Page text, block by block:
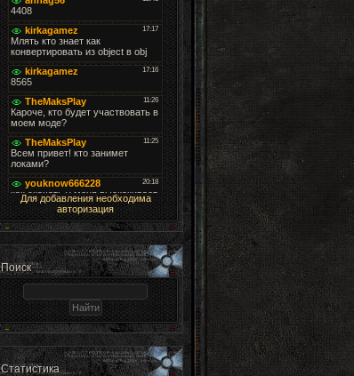
Для добавления необходима
авторизация
Поиск
Статистика